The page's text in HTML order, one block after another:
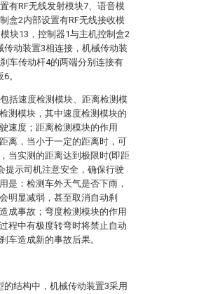
有RF无线发射模块7、语音模
盒2内部设置有RF无线接收模
块13，控制器1与主机控制盒2
动装置3相连接，机械传动装
车传动杆4的两端分别连接有
。
括速度检测模块、距离检测模
测模块，其中速度检测模块的
速度；距离检测模块的作用
离，当小于一定的距离时，可
当实测的距离达到极限时(即距
提示司机注意安全，确保行驶
是：检测车外天气是否下雨，
明显减弱，甚至取消自动刹
成事故；弯度检测模块的作用
程中有极度转弯时将禁止自动
车造成新的事故后果。
结构中，机械传动装置3采用